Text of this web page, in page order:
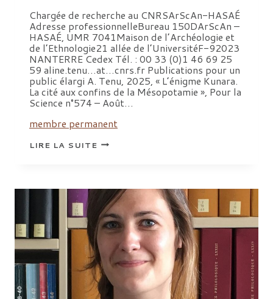
Chargée de recherche au CNRSArScAn-HASAÉ
Adresse professionnelleBureau 150DArScAn –
HASAÉ, UMR 7041Maison de l’Archéologie et
de l’Ethnologie21 allée de l’UniversitéF-92023
NANTERRE Cedex Tél. : 00 33 (0)1 46 69 25
59 aline.tenu…at…cnrs.fr Publications pour un
public élargi A. Tenu, 2025, « L’énigme Kunara.
La cité aux confins de la Mésopotamie », Pour la
Science n°574 – Août…
membre permanent
LIRE LA SUITETENU
ALINE